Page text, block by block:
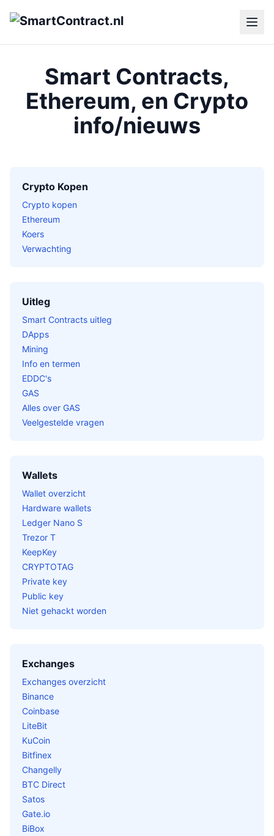
Smart Contracts,
Ethereum, en Crypto
info/nieuws
Crypto Kopen
Crypto kopen
Ethereum
Koers
Verwachting
Uitleg
Smart Contracts uitleg
DApps
Mining
Info en termen
EDDC's
GAS
Alles over GAS
Veelgestelde vragen
Wallets
Wallet overzicht
Hardware wallets
Ledger Nano S
Trezor T
KeepKey
CRYPTOTAG
Private key
Public key
Niet gehackt worden
Exchanges
Exchanges overzicht
Binance
Coinbase
LiteBit
KuCoin
Bitfinex
Changelly
BTC Direct
Satos
Gate.io
BiBox